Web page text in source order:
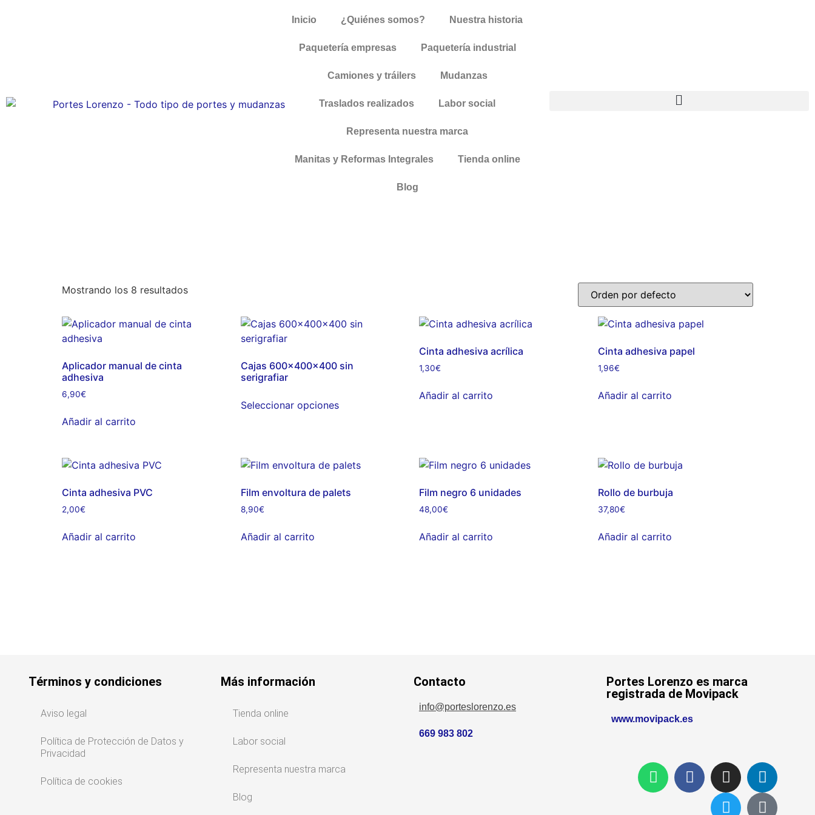
Inicio ¿Quiénes somos? Nuestra historia
Paquetería empresas Paquetería industrial
Camiones y tráilers Mudanzas
Traslados realizados Labor social
Representa nuestra marca
Manitas y Reformas Integrales Tienda online
Blog
Mostrando los 8 resultados
Aplicador manual de cinta
adhesiva
6,90€
Añadir al carrito
Cajas 600x400x400 sin
serigrafiar
Seleccionar opciones
Cinta adhesiva acrílica
1,30€
Añadir al carrito
Cinta adhesiva papel
1,96€
Añadir al carrito
Cinta adhesiva PVC
2,00€
Añadir al carrito
Film envoltura de palets
8,90€
Añadir al carrito
Film negro 6 unidades
48,00€
Añadir al carrito
Rollo de burbuja
37,80€
Añadir al carrito
Términos y condiciones
Aviso legal
Política de Protección de Datos y
Privacidad
Política de cookies
Más información
Tienda online
Labor social
Representa nuestra marca
Blog
Contacto
info@porteslorenzo.es
669 983 802
Portes Lorenzo es marca
registrada de Movipack
www.movipack.es